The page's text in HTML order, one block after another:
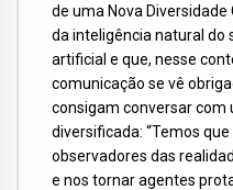
de uma Nova
da inteligência natural do
artificial e que, nesse
comunicação se vê
consigam conversar com
diversificada: “Temos
observadores das
e nos tornar agentes